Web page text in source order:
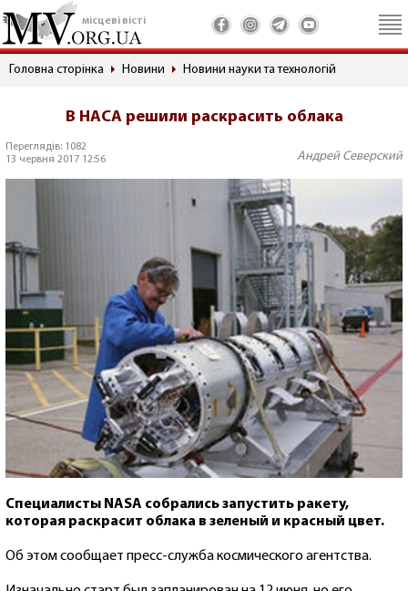
місцеві вісті
Головна сторінка Новини Новини науки та технологій
В НАСА решили раскрасить облака
Переглядів: 1082
13 червня 2017 12:56
Андрей Северский
Специалисты NASA собрались запустить ракету,
которая раскрасит облака в зеленый и красный цвет.
Об этом сообщает пресс-служба космического агентства.